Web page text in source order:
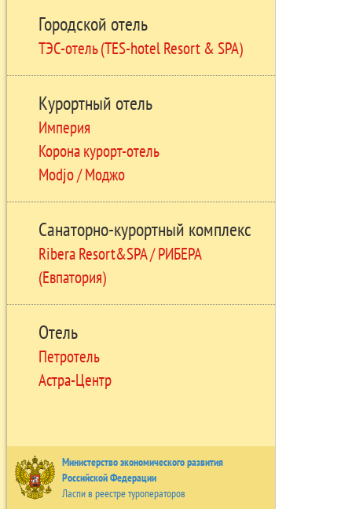
Городской отель
ТЭС-отель (TES-hotel Resort & SPA)
Курортный отель
Империя
Корона курорт-отель
Modjo / Моджо
Санаторно-курортный комплекс
Ribera Resort&SPA / РИБЕРА
(Евпатория)
Отель
Петротель
Астра-Центр
Министерство экономического развития
Российской Федерации
Ласпи в реестре туроператоров